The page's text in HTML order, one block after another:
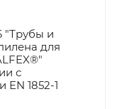
"Трубы и
для
с
EN 1852-1